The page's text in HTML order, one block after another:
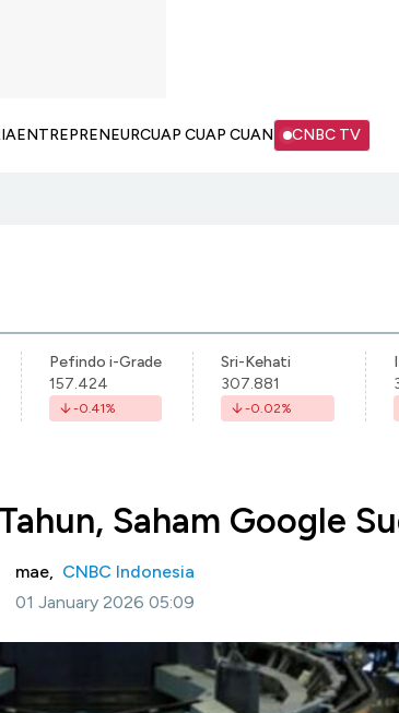
ENTREPRENEURCUAP CUAP CUAN CNBC TV
Pefindo i-Grade
157.424
-0.41%
Sri-Kehati
307.881
-0.02%
Saham Google
mae, CNBC Indonesia
01 January 2026 05:09